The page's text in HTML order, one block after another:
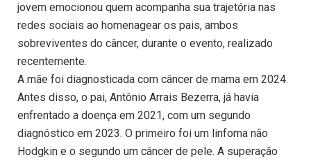
jovem emocionou quem acompanha sua trajetória nas
redes sociais ao homenagear os pais, ambos
sobreviventes do câncer, durante o evento, realizado
recentemente.
A mãe foi diagnosticada com câncer de mama em 2024.
Antes disso, o pai, Antônio Arrais Bezerra, já havia
enfrentado a doença em 2021, com um segundo
diagnóstico em 2023. O primeiro foi um linfoma não
Hodgkin e o segundo um câncer de pele. A superação